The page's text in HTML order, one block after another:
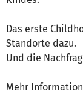
Das erste
Standorte dazu.
Und die
Mehr